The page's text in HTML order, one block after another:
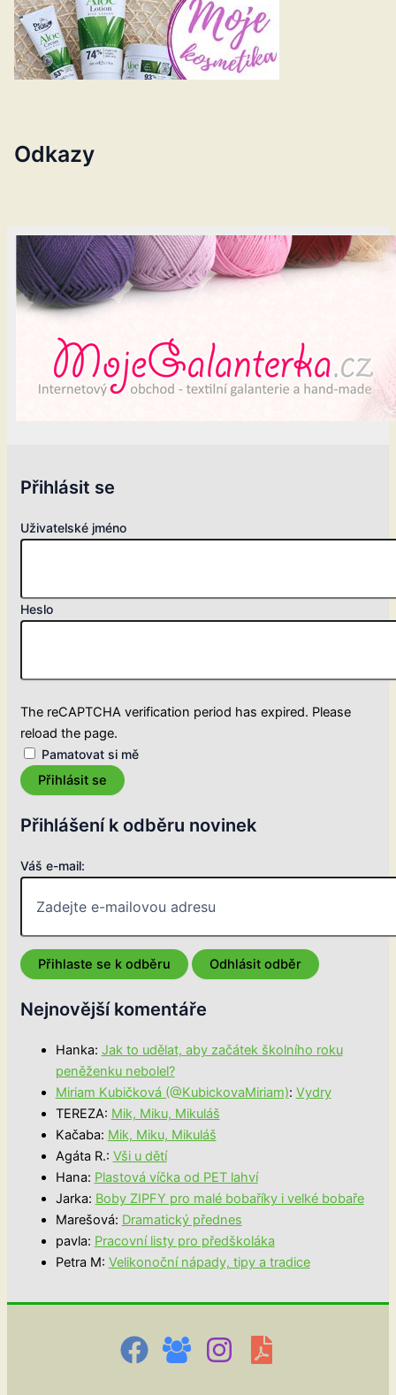
Odkazy
Přihlásit se
Uživatelské jméno
Heslo
The reCAPTCHA verification period has expired. Please
reload the page.
Pamatovat si mě
Přihlásit se
Přihlášení k odběru novinek
Váš e-mail:
Nejnovější komentáře
Hanka: Jak to udělat, aby začátek školního roku
peněženku nebolel?
Miriam Kubičková (@KubickovaMiriam): Vydry
TEREZA: Mik, Miku, Mikuláš
Kačaba: Mik, Miku, Mikuláš
Agáta R.: Vši u dětí
Hana: Plastová víčka od PET lahví
Jarka: Boby ZIPFY pro malé bobaříky i velké bobaře
Marešová: Dramatický přednes
pavla: Pracovní listy pro předškoláka
Petra M: Velikonoční nápady, tipy a tradice